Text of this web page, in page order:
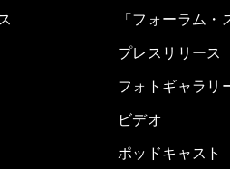
「フォーラム・
プレスリリース
フォトギャラリ
ビデオ
ポッドキャスト